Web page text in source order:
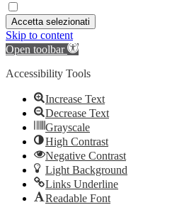
Accetta selezionati
Skip to content
Open toolbar
Accessibility Tools
Increase Text
Decrease Text
Grayscale
High Contrast
Negative Contrast
Light Background
Links Underline
Readable Font